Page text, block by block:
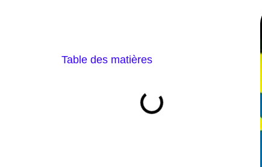
Table des matières